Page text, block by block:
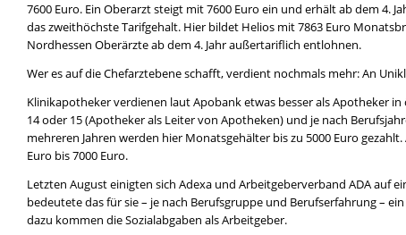
7600 Euro. Ein Oberarzt steigt mit 7600 Euro ein und erhält ab dem 4.
das zweithöchste Tarifgehalt. Hier bildet Helios mit 7863 Euro
Nordhessen Oberärzte ab dem 4. Jahr außertariflich entlohnen.
Wer es auf die Chefarztebene schafft, verdient nochmals mehr: An
Klinikapotheker verdienen laut Apobank etwas besser als Apotheker
14 oder 15 (Apotheker als Leiter von Apotheken) und je nach
mehreren Jahren werden hier Monatsgehälter bis zu 5000 Euro
Euro bis 7000 Euro.
Letzten August einigten sich Adexa und Arbeitgeberverband ADA auf
bedeutete das für sie – je nach Berufsgruppe und Berufserfahrung –
dazu kommen die Sozialabgaben als Arbeitgeber.